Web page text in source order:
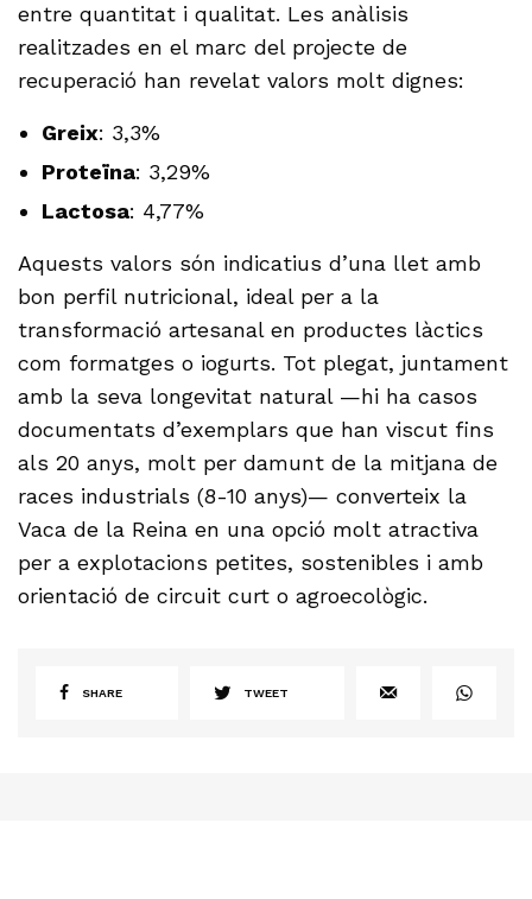
entre quantitat i qualitat. Les anàlisis
realitzades en el marc del projecte de
recuperació han revelat valors molt dignes:
Greix: 3,3%
Proteïna: 3,29%
Lactosa: 4,77%
Aquests valors són indicatius d’una llet amb
bon perfil nutricional, ideal per a la
transformació artesanal en productes làctics
com formatges o iogurts. Tot plegat, juntament
amb la seva longevitat natural —hi ha casos
documentats d’exemplars que han viscut fins
als 20 anys, molt per damunt de la mitjana de
races industrials (8-10 anys)— converteix la
Vaca de la Reina en una opció molt atractiva
per a explotacions petites, sostenibles i amb
orientació de circuit curt o agroecològic.
SHARE TWEET